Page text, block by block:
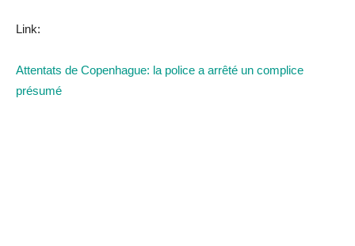
Link:
Attentats de Copenhague: la police a arrêté un complice
présumé